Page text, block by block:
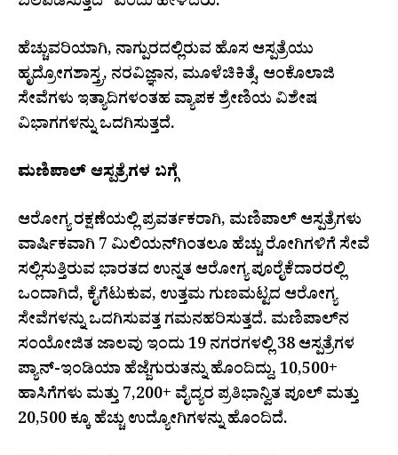
ಹೆಚ್ಚುವರಿಯಾಗಿ, ನಾಗ್ಪುರದಲ್ಲಿರುವ ಹೊಸ ಆಸ್ಪತ್ರೆಯು
ಹೃದ್ರೋಗಶಾಸ್ತ್ರ, ನರವಿಜ್ಞಾನ, ಮೂಳೆಚಿಕಿತ್ಸೆ, ಆಂಕೊಲಾಜಿ
ಸೇವೆಗಳು ಇತ್ಯಾದಿಗಳಂತಹ ವ್ಯಾಪಕ ಶ್ರೇಣಿಯ ವಿಶೇಷ
ವಿಭಾಗಗಳನ್ನು ಒದಗಿಸುತ್ತದೆ.
ಮಣಿಪಾಲ್ ಆಸ್ಪತ್ರೆಗಳ ಬಗ್ಗೆ
ಆರೋಗ್ಯ ರಕ್ಷಣೆಯಲ್ಲಿ ಪ್ರವರ್ತಕರಾಗಿ, ಮಣಿಪಾಲ್ ಆಸ್ಪತ್ರೆಗಳು
ವಾರ್ಷಿಕವಾಗಿ 7 ಮಿಲಿಯನ್‌ಗಿಂತಲೂ ಹೆಚ್ಚು ರೋಗಿಗಳಿಗೆ ಸೇವೆ
ಸಲ್ಲಿಸುತ್ತಿರುವ ಭಾರತದ ಉನ್ನತ ಆರೋಗ್ಯ ಪೂರೈಕೆದಾರರಲ್ಲಿ
ಒಂದಾಗಿದೆ, ಕೈಗೆಟುಕುವ, ಉತ್ತಮ ಗುಣಮಟ್ಟದ ಆರೋಗ್ಯ
ಸೇವೆಗಳನ್ನು ಒದಗಿಸುವತ್ತ ಗಮನಹರಿಸುತ್ತದೆ. ಮಣಿಪಾಲ್‌ನ
ಸಂಯೋಜಿತ ಜಾಲವು ಇಂದು 19 ನಗರಗಳಲ್ಲಿ 38 ಆಸ್ಪತ್ರೆಗಳ
ಪ್ಯಾನ್-ಇಂಡಿಯಾ ಹೆಜ್ಜೆಗುರುತನ್ನು ಹೊಂದಿದ್ದು, 10,500+
ಹಾಸಿಗೆಗಳು ಮತ್ತು 7,200+ ವೈದ್ಯರ ಪ್ರತಿಭಾನ್ವಿತ ಪೂಲ್ ಮತ್ತು
20,500 ಕ್ಕೂ ಹೆಚ್ಚು ಉದ್ಯೋಗಿಗಳನ್ನು ಹೊಂದಿದೆ.